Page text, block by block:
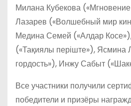
Милана Кубекова
Лазарев («Волшебный мир
Медина Семей («Алдар
(«Тақиялы періште»),
гордость»), Инжу Сабыт
Все участники получили
победители и призёры